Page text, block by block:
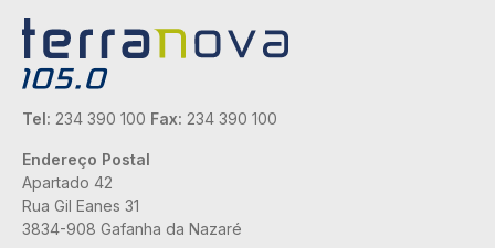
Tel: 234 390 100 Fax: 234 390 100
Endereço Postal
Apartado 42
Rua Gil Eanes 31
3834-908 Gafanha da Nazaré